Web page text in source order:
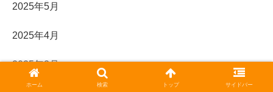
2025年5月
2025年4月
2025年3月
ホーム 検索 トップ サイドバー